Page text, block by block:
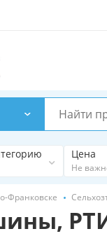
Цена
Не
Франковске